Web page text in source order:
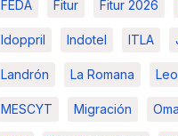
FEDA Fitur Fitur 2026
Idoppril Indotel ITLA
Landrón La Romana
MESCYT Migración